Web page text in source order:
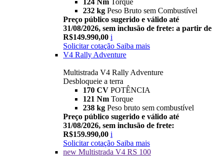
124 Nm Torque
232 kg Peso Bruto sem Combustível
Preço público sugerido e válido até
31/08/2026, sem inclusão de frete: a partir de
R$149.990,00 i
Solicitar cotação Saiba mais
V4 Rally Adventure
Multistrada V4 Rally Adventure
Desbloqueie a terra
170 CV POTÊNCIA
121 Nm Torque
238 kg Peso bruto sem combustível
Preço público sugerido e válido até
31/08/2026, sem inclusão de frete:
R$159.990,00 i
Solicitar cotação Saiba mais
new Multistrada V4 RS 100